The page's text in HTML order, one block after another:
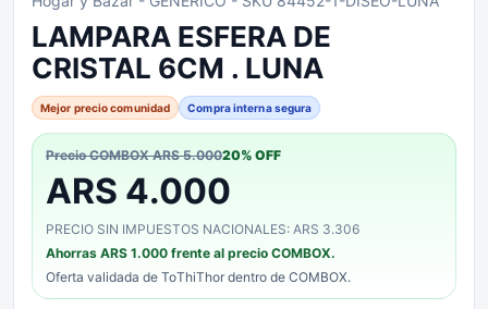
LAMPARA ESFERA DE
CRISTAL 6CM . LUNA
Mejor precio comunidad Compra interna segura
Precio COMBOXARS 5.00020% OFF
ARS 4.000
PRECIO SIN IMPUESTOS NACIONALES: ARS 3.306
Ahorras ARS 1.000 frente al precio COMBOX.
Oferta validada de ToThiThor dentro de COMBOX.